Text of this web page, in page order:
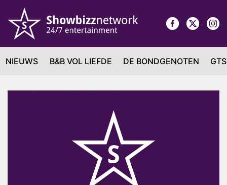
NIEUWS B&B VOL LIEFDE DE BONDGENOTEN